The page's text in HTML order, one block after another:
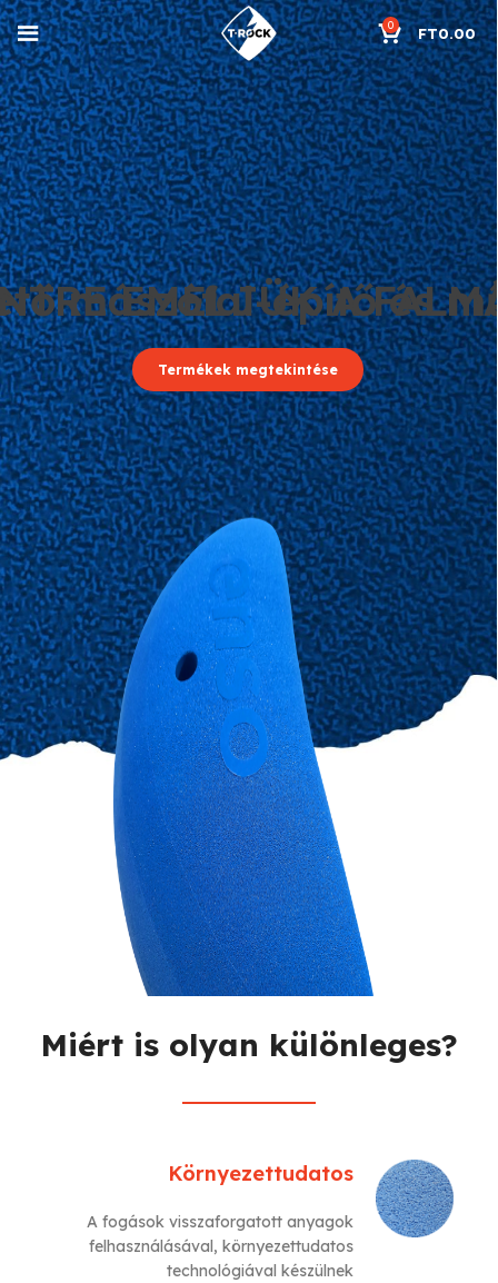
0 FT0.00
mászófal-építő és
EMELJÜK A
Termékek megtekintése
Miért is olyan különleges?
Környezettudatos
A fogások visszaforgatott anyagok
felhasználásával, környezettudatos
technológiával készülnek